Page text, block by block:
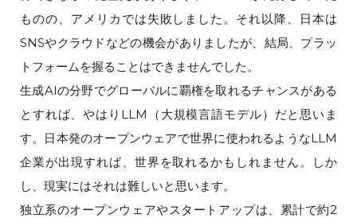
ものの、アメリカでは失敗しました。それ以降、日本は
SNSやクラウドなどの機会がありましたが、結局、プラッ
トフォームを握ることはできませんでした。
生成AIの分野でグローバルに覇権を取れるチャンスがある
とすれば、やはりLLM（大規模言語モデル）だと思いま
す。日本発のオープンウェアで世界に使われるようなLLM
企業が出現すれば、世界を取れるかもしれません。しか
し、現実にはそれは難しいと思います。
独立系のオープンウェアやスタートアップは、累計で約2